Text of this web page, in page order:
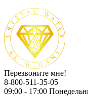
Перезвоните мне!
8-800-511-35-05
09:00 - 17:00